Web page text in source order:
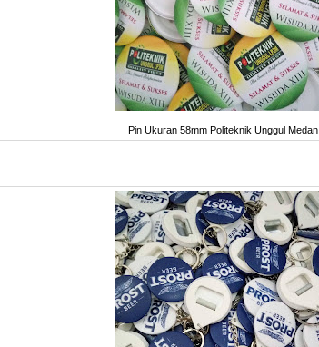
Pin Ukuran 58mm Politeknik Unggul Medan